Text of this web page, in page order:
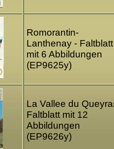
Romorantin-
Lanthenay - Faltblatt
mit 6 Abbildungen
(EP9625y)
La Vallee du
Faltblatt mit 12
Abbildungen
(EP9626y)